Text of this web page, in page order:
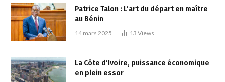
Patrice Talon : L’art du départ en maître
au Bénin
14 mars 2025 13 Views
La Côte d’Ivoire, puissance économique
en plein essor